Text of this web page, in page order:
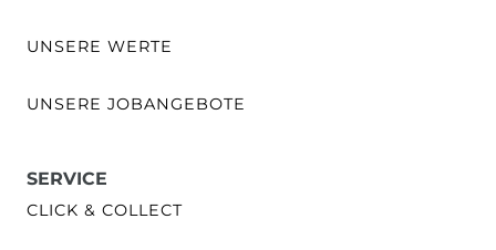
UNSERE WERTE
UNSERE JOBANGEBOTE
SERVICE
CLICK & COLLECT